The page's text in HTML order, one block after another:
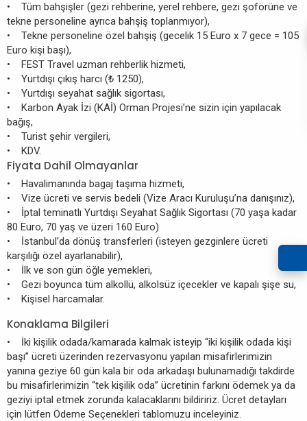
• Tüm bahşişler (gezi rehberine, yerel rehbere, gezi şoförüne ve
tekne personeline ayrıca bahşiş toplanmıyor),
• Tekne personeline özel bahşiş (gecelik 15 Euro x 7 gece = 105
Euro kişi başı),
• FEST Travel uzman rehberlik hizmeti,
• Yurtdışı çıkış harcı (₺ 1250),
• Yurtdışı seyahat sağlık sigortası,
• Karbon Ayak İzi (KAİ) Orman Projesi’ne sizin için yapılacak
bağış,
• Turist şehir vergileri,
• KDV.
Fiyata Dahil Olmayanlar
• Havalimanında bagaj taşıma hizmeti,
• Vize ücreti ve servis bedeli (Vize Aracı Kuruluşu’na danışınız),
• İptal teminatlı Yurtdışı Seyahat Sağlık Sigortası (70 yaşa kadar
80 Euro, 70 yaş ve üzeri 160 Euro)
• İstanbul’da dönüş transferleri (isteyen gezginlere ücreti
karşılığı özel ayarlanabilir),
• İlk ve son gün öğle yemekleri,
• Gezi boyunca tüm alkollü, alkolsüz içecekler ve kapalı şişe su,
• Kişisel harcamalar.
Konaklama Bilgileri
• İki kişilik odada/kamarada kalmak isteyip “iki kişilik odada kişi
başı” ücreti üzerinden rezervasyonu yapılan misafirlerimizin
yanına geziye 60 gün kala bir oda arkadaşı bulunamadığı takdirde
bu misafirlerimizin “tek kişilik oda” ücretinin farkını ödemek ya da
geziyi iptal etmek zorunda kalacaklarını bildiririz. Ücret detayları
için lütfen Ödeme Seçenekleri tablomuzu inceleyiniz.